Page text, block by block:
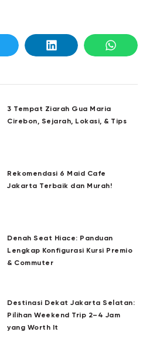
3 Tempat Ziarah Gua Maria
Cirebon, Sejarah, Lokasi, & Tips
Rekomendasi 6 Maid Cafe
Jakarta Terbaik dan Murah!
Denah Seat Hiace: Panduan
Lengkap Konfigurasi Kursi Premio
& Commuter
Destinasi Dekat Jakarta Selatan:
Pilihan Weekend Trip 2–4 Jam
yang Worth It